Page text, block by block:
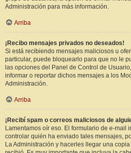
Administración para más información.
Arriba
¡Recibo mensajes privados no deseados!
Si está recibiendo mensajes maliciosos u
particular, puede bloquearlo para que no le
las opciones del Panel de Control de
informar o reportar dichos mensajes a los
Administración.
Arriba
¡Recibí spam o correos maliciosos de
Lamentamos oír eso. El formulario de e-mail
controlar quién ha enviado tales mensajes,
La Administración y hacerles llegar una